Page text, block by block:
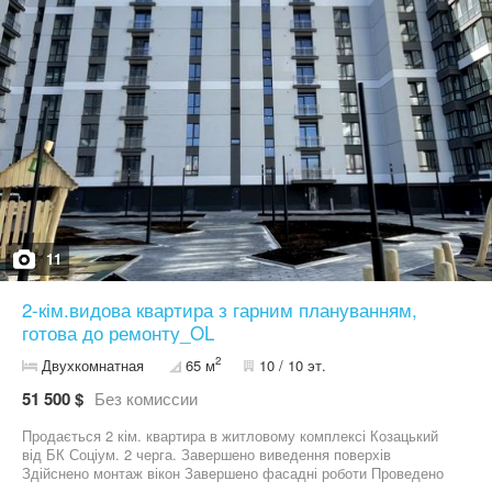
Телефонуйте, щоб домовитись про перегляд!
11
2-кім.видова квартира з гарним плануванням,
готова до ремонту_OL
Двухкомнатная 65 м2 10 / 10 эт.
51 500 $ Без комиссии
Продається 2 кім. квартира в житловому комплексі Козацький
від БК Соціум. 2 черга. Завершено виведення поверхів
Здійснено монтаж вікон Завершено фасадні роботи Проведено